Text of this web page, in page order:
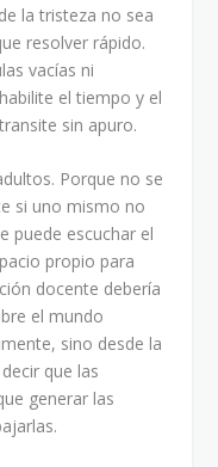
la tristeza no sea
resolver rápido.
vacías ni
el tiempo y el
sin apuro.
Porque no se
si uno mismo no
puede escuchar el
propio para
docente debería
el mundo
sino desde la
que las
generar las